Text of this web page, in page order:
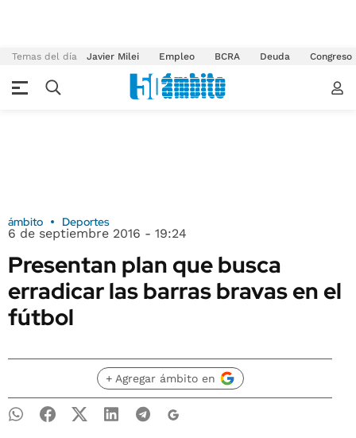
Temas del día Javier Milei Empleo BCRA Deuda Congreso
ámbito Deportes
6 de septiembre 2016 - 19:24
Presentan plan que busca
erradicar las barras bravas en el
fútbol
+ Agregar ámbito en